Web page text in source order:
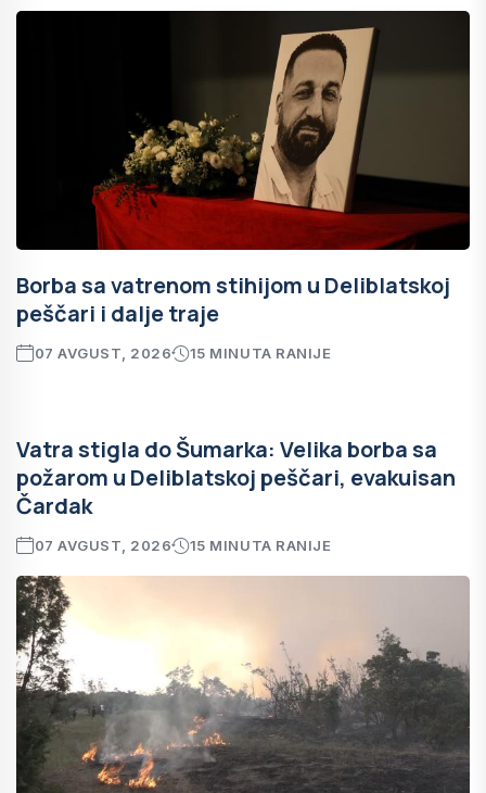
Borba sa vatrenom stihijom u Deliblatskoj
peščari i dalje traje
07 AVGUST, 2026 15 MINUTA RANIJE
Vatra stigla do Šumarka: Velika borba sa
požarom u Deliblatskoj peščari, evakuisan
Čardak
07 AVGUST, 2026 15 MINUTA RANIJE